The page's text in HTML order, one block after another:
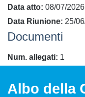
Data atto 08/07/2026
Data Riunione 25/
Documenti
Num. allegati 1
Albo della